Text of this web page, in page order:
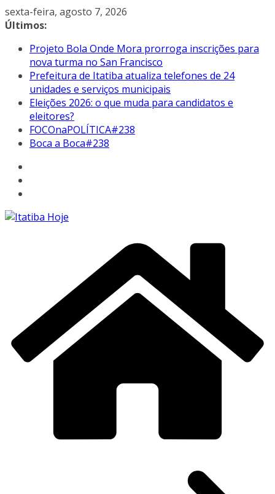
Pular
para
conteúdo
sexta-feira, agosto 7, 2026
Últimos:
Projeto Bola Onde Mora prorroga inscrições para
nova turma no San Francisco
Prefeitura de Itatiba atualiza telefones de 24
unidades e serviços municipais
Eleições 2026: o que muda para candidatos e
eleitores?
FOCOnaPOLÍTICA#238
Boca a Boca#238